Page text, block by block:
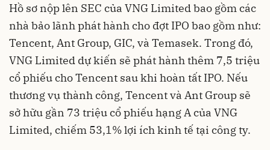
Hồ sơ nộp lên SEC của VNG Limited bao gồm các
nhà bảo lãnh phát hành cho đợt IPO bao gồm như:
Tencent, Ant Group, GIC, và Temasek. Trong đó,
VNG Limited dự kiến sẽ phát hành thêm 7,5 triệu
cổ phiếu cho Tencent sau khi hoàn tất IPO. Nếu
thương vụ thành công, Tencent và Ant Group sẽ
sở hữu gần 73 triệu cổ phiếu hạng A của VNG
Limited, chiếm 53,1% lợi ích kinh tế tại công ty.